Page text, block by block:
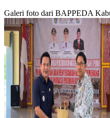
Galeri foto dari BAPPEDA